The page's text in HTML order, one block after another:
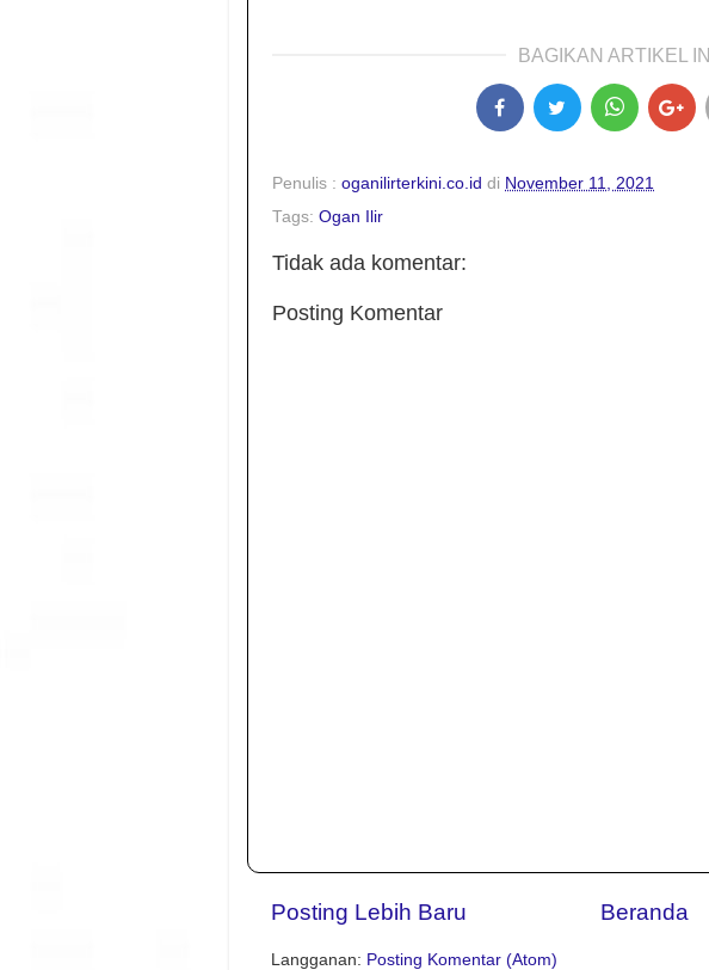
BAGIKAN ARTIKEL INI
Penulis : oganilirterkini.co.id di November 11, 2021
Tags: Ogan Ilir
Tidak ada komentar:
Posting Komentar
Posting Lebih Baru Beranda
Langganan: Posting Komentar (Atom)